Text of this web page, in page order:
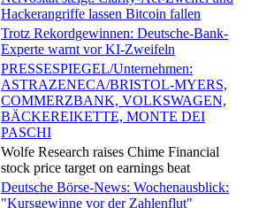
Hackerangriffe lassen Bitcoin fallen
Trotz Rekordgewinnen: Deutsche-Bank-
Experte warnt vor KI-Zweifeln
PRESSESPIEGEL/Unternehmen:
ASTRAZENECA/BRISTOL-MYERS,
COMMERZBANK, VOLKSWAGEN,
BÄCKEREIKETTE, MONTE DEI
PASCHI
Wolfe Research raises Chime Financial
stock price target on earnings beat
Deutsche Börse-News: Wochenausblick:
"Kursgewinne vor der Zahlenflut"